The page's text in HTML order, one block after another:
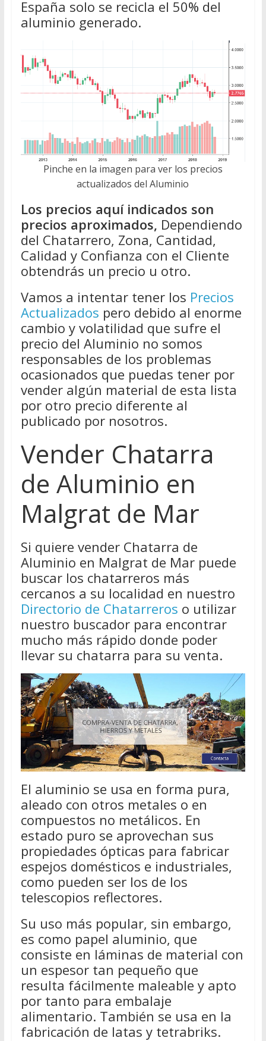
España solo se recicla el 50% del
aluminio generado.
Pinche en la imagen para ver los precios
actualizados del Aluminio
Los precios aquí indicados son
precios aproximados, Dependiendo
del Chatarrero, Zona, Cantidad,
Calidad y Confianza con el Cliente
obtendrás un precio u otro.
Vamos a intentar tener los Precios
Actualizados pero debido al enorme
cambio y volatilidad que sufre el
precio del Aluminio no somos
responsables de los problemas
ocasionados que puedas tener por
vender algún material de esta lista
por otro precio diferente al
publicado por nosotros.
Vender Chatarra
de Aluminio en
Malgrat de Mar
Si quiere vender Chatarra de
Aluminio en Malgrat de Mar puede
buscar los chatarreros más
cercanos a su localidad en nuestro
Directorio de Chatarreros o utilizar
nuestro buscador para encontrar
mucho más rápido donde poder
llevar su chatarra para su venta.
El aluminio se usa en forma pura,
aleado con otros metales o en
compuestos no metálicos. En
estado puro se aprovechan sus
propiedades ópticas para fabricar
espejos domésticos e industriales,
como pueden ser los de los
telescopios reflectores.
Su uso más popular, sin embargo,
es como papel aluminio, que
consiste en láminas de material con
un espesor tan pequeño que
resulta fácilmente maleable y apto
por tanto para embalaje
alimentario. También se usa en la
fabricación de latas y tetrabriks.